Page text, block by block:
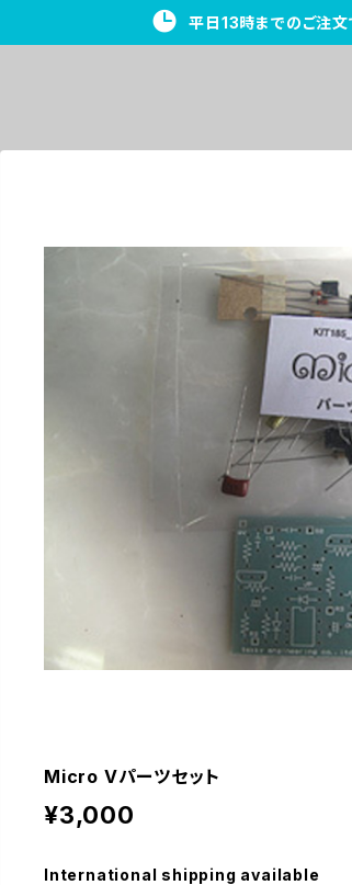
平日13時までのご注文
Micro Vパーツセット
¥3,000
International shipping available